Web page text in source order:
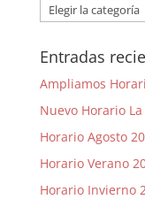
Categorías
Entradas
Ampliamos
Nuevo Horario
Horario Agosto
Horario Verano
Horario Invierno